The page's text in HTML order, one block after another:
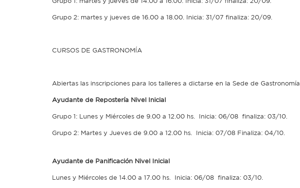
Grupo 2: martes y jueves de 16.00 a 18.00. Inicia: 31/07 finaliza: 20/09.
CURSOS DE GASTRONOMÍA
Abiertas las inscripciones para los talleres a dictarse en la Sede de
Ayudante de Repostería Nivel Inicial
Grupo 1: Lunes y Miércoles de 9.00 a 12.00 hs. Inicia: 06/08 finaliza: 03/10.
Grupo 2: Martes y Jueves de 9.00 a 12.00 hs. Inicia: 07/08 Finaliza: 04/10.
Ayudante de Panificación Nivel Inicial
Lunes y Miércoles de 14.00 a 17.00 hs. Inicia: 06/08 finaliza: 03/10.